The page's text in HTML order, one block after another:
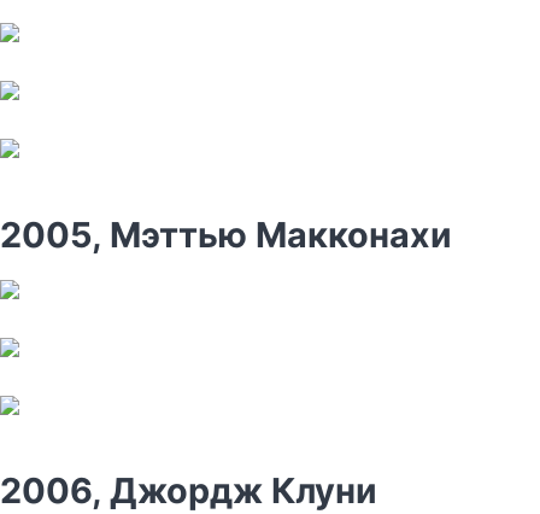
2005, Мэттью Макконахи
2006, Джордж Клуни